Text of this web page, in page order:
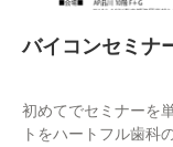
バイコンセミナ
初めてでセミナーを
トをハートフル歯科